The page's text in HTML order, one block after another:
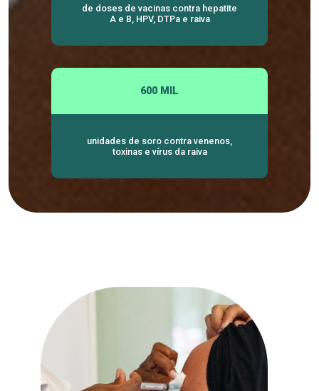
de doses de vacinas contra hepatite
A e B, HPV, DTPa e raiva
600 MIL
unidades de soro contra venenos,
toxinas e vírus da raiva